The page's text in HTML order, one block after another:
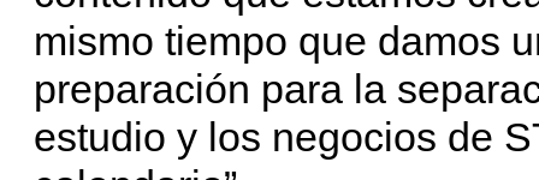
mismo tiempo que damos
preparación para la
estudio y los negocios de